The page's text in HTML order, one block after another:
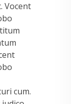
Vocent
cum.